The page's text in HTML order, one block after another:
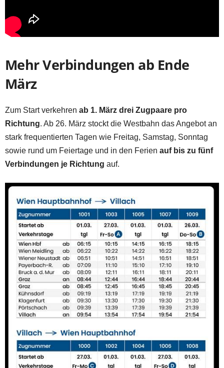
Mehr Verbindungen ab Ende
März
Zum Start verkehren ab 1. März drei Zugpaare pro
Richtung. Ab 26. März stockt die Westbahn das Angebot an
stark frequentierten Tagen wie Freitag, Samstag, Sonntag
sowie rund um Feiertage und in den Ferien auf bis zu fünf
Verbindungen je Richtung auf.